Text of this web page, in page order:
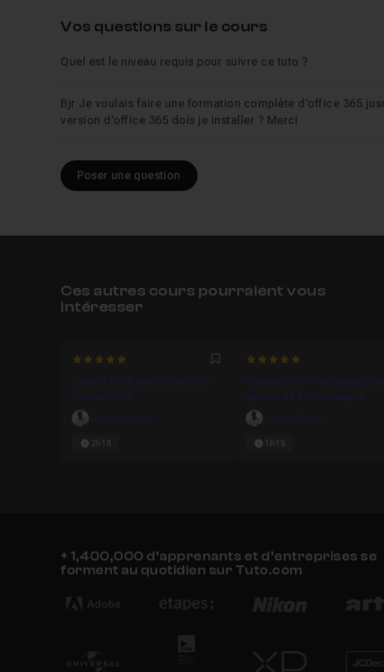
Vos questions sur le cours
Quel est le niveau requis pour suivre ce tuto ?
Bjr Je voulais faire une formation complète d'office 365
version d'office 365 dois je installer ? Merci
Poser une question
Ces autres cours pourraient vous
intéresser
5 Favori
Outlook 2019 pour Office 365 -
Version 2020
Ludovic Bianay
2h18
5
Outlook 2016 - Nouveautés et
gestion de sa messagerie
Ludovic Bianay
1h15
+ 1,400,000 d’apprenants et d’entreprises se
forment au quotidien sur Tuto.com